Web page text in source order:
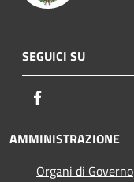
SEGUICI SU
AMMINISTRAZIONE
Organi di Governo